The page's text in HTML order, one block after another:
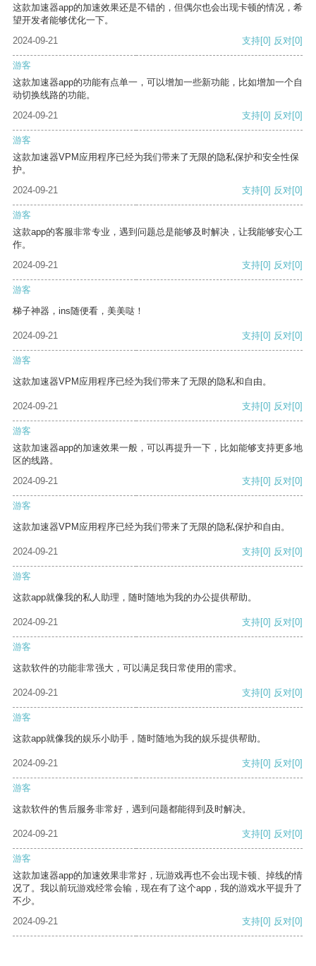
这款加速器app的加速效果还是不错的，但偶尔也会出现卡顿的情况，希
望开发者能够优化一下。
2024-09-21
支持[0] 反对[0]
游客
这款加速器app的功能有点单一，可以增加一些新功能，比如增加一个自
动切换线路的功能。
2024-09-21
支持[0] 反对[0]
游客
这款加速器VPM应用程序已经为我们带来了无限的隐私保护和安全性保
护。
2024-09-21
支持[0] 反对[0]
游客
这款app的客服非常专业，遇到问题总是能够及时解决，让我能够安心工
作。
2024-09-21
支持[0] 反对[0]
游客
梯子神器，ins随便看，美美哒！
2024-09-21 支持[0] 反对[0]
游客
这款加速器VPM应用程序已经为我们带来了无限的隐私和自由。
2024-09-21 支持[0] 反对[0]
游客
这款加速器app的加速效果一般，可以再提升一下，比如能够支持更多地
区的线路。
2024-09-21
支持[0] 反对[0]
游客
这款加速器VPM应用程序已经为我们带来了无限的隐私保护和自由。
2024-09-21 支持[0] 反对[0]
游客
这款app就像我的私人助理，随时随地为我的办公提供帮助。
2024-09-21 支持[0] 反对[0]
游客
这款软件的功能非常强大，可以满足我日常使用的需求。
2024-09-21 支持[0] 反对[0]
游客
这款app就像我的娱乐小助手，随时随地为我的娱乐提供帮助。
2024-09-21 支持[0] 反对[0]
游客
这款软件的售后服务非常好，遇到问题都能得到及时解决。
2024-09-21 支持[0] 反对[0]
游客
这款加速器app的加速效果非常好，玩游戏再也不会出现卡顿、掉线的情
况了。我以前玩游戏经常会输，现在有了这个app，我的游戏水平提升了
不少。
2024-09-21
支持[0] 反对[0]